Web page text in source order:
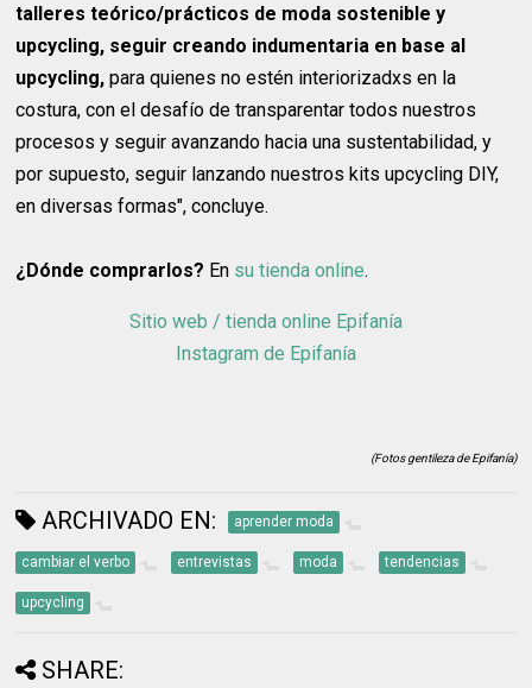
talleres teórico/prácticos de moda sostenible y
upcycling, seguir creando indumentaria en base al
upcycling, para quienes no estén interiorizadxs en la
costura, con el desafío de transparentar todos nuestros
procesos y seguir avanzando hacia una sustentabilidad, y
por supuesto, seguir lanzando nuestros kits upcycling DIY,
en diversas formas", concluye.
¿Dónde comprarlos? En su tienda online.
Sitio web / tienda online Epifanía
Instagram de Epifanía
(Fotos gentileza de Epifanía)
ARCHIVADO EN: aprender moda
cambiar el verbo entrevistas moda tendencias
upcycling
SHARE: